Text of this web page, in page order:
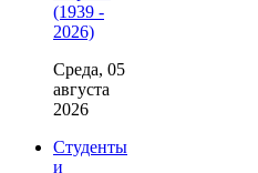
(1939 -
2026)
Среда, 05
августа
2026
Студенты
и